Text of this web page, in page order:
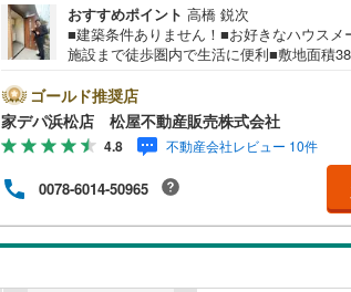
おすすめポイント 高橋 鋭次
■建築条件ありません！■お好きなハウス
施設まで徒歩圏内で生活に便利■敷地面積
デパのつよみ●・浜松市中央区に特化し浜
す！浜松市の物件ならおまかせください。
ン、土地をお客様のご希望に合わせてご提
ーム実績多数！中古物件をご購入の際、約
を行っています。新築購入より低コスト
できます。・キッズスペース用意しており
ださい。・営業時間 午前9時00分～午後6
はお電話でのお問い合わせがスムーズにご
タッチ！もしくはお気軽にお電話ください
ゴールド推奨店
家デパ浜松店 松屋不動産販売株式会社
4.8 不動産会社レビュー 10件
0078-6014-50965
東伊場(3)
三方原町( 1)
山手町(2)
若林町(1 )